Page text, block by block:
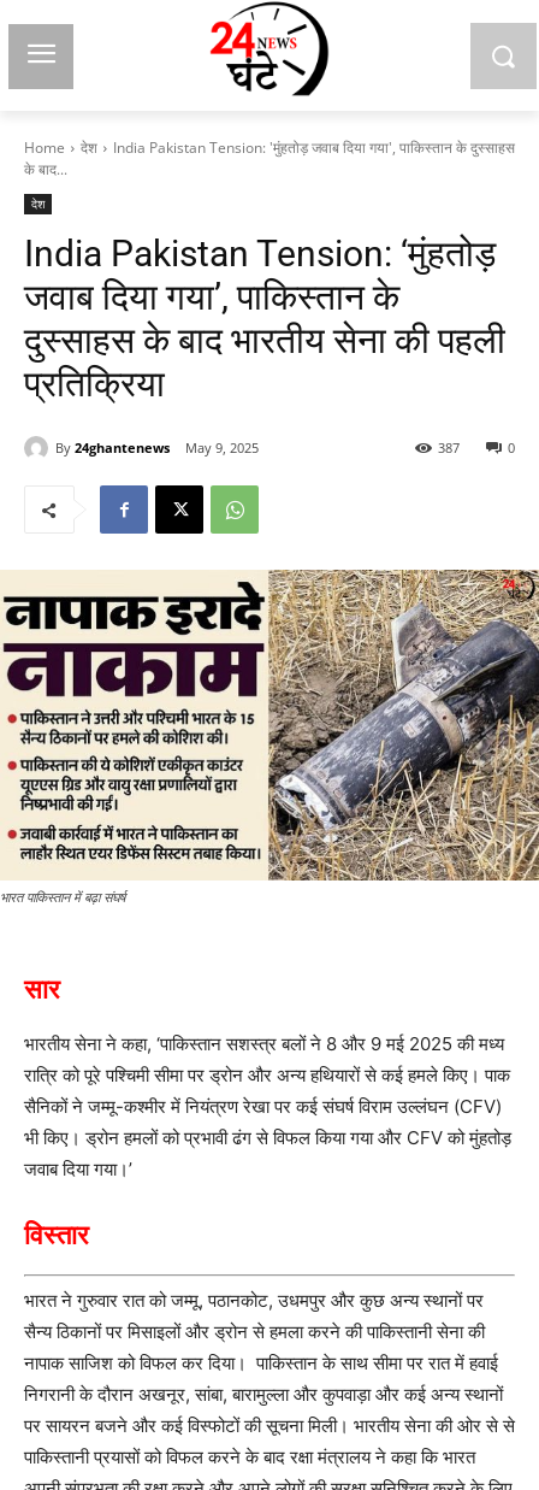
Home देश
India Pakistan Tension: 'मुंहतोड़ जवाब दिया गया', पाकिस्तान के दुस्साहस
के बाद...
देश
India Pakistan Tension: ‘मुंहतोड़
जवाब दिया गया’, पाकिस्तान के
दुस्साहस के बाद भारतीय सेना की पहली
प्रतिक्रिया
By 24ghantenews May 9, 2025 0
387
भारत पाकिस्तान में बढ़ा संघर्ष
सार
भारतीय सेना ने कहा, ‘पाकिस्तान सशस्त्र बलों ने 8 और 9 मई 2025 की मध्य
रात्रि को पूरे पश्चिमी सीमा पर ड्रोन और अन्य हथियारों से कई हमले किए। पाक
सैनिकों ने जम्मू-कश्मीर में नियंत्रण रेखा पर कई संघर्ष विराम उल्लंघन (CFV)
भी किए। ड्रोन हमलों को प्रभावी ढंग से विफल किया गया और CFV को मुंहतोड़
जवाब दिया गया।’
विस्तार
भारत ने गुरुवार रात को जम्मू, पठानकोट, उधमपुर और कुछ अन्य स्थानों पर
सैन्य ठिकानों पर मिसाइलों और ड्रोन से हमला करने की पाकिस्तानी सेना की
नापाक साजिश को विफल कर दिया। पाकिस्तान के साथ सीमा पर रात में हवाई
निगरानी के दौरान अखनूर, सांबा, बारामुल्ला और कुपवाड़ा और कई अन्य स्थानों
पर सायरन बजने और कई विस्फोटों की सूचना मिली। भारतीय सेना की ओर से से
पाकिस्तानी प्रयासों को विफल करने के बाद रक्षा मंत्रालय ने कहा कि भारत